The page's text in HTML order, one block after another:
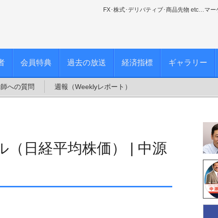
FX･株式･デリバティブ･商品先物 etc…マ
会員特典 過去の放送 経済指標 ギャラリー
への質問 週報（Weeklyレポート）
（日経平均株価） | 中源